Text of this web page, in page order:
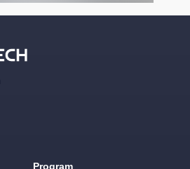
Program